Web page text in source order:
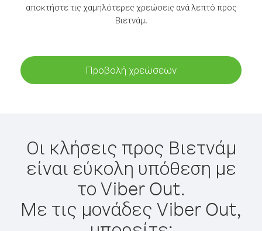
αποκτήστε τις χαμηλότερες χρεώσεις ανά λεπτό προς
Βιετνάμ.
Προβολή χρεώσεων
Οι κλήσεις προς Βιετνάμ
είναι εύκολη υπόθεση με
το Viber Out.
Με τις μονάδες Viber Out,